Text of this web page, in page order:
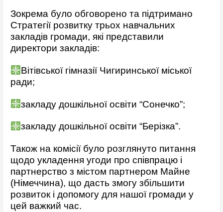
Зокрема було обговорено та підтримано
Стратегії розвитку трьох навчальних
закладів громади, які представили
директори закладів:
Вітівської гімназії Чигиринської міської
ради;
закладу дошкільної освіти “Сонечко”;
закладу дошкільної освіти “Берізка”.
Також на комісії було розглянуто питання
щодо укладення угоди про співпрацю і
партнерство з містом партнером Майне
(Німеччина), що дасть змогу збільшити
розвиток і допомогу для нашої громади у
цей важкий час.